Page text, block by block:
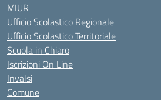
MIUR
Ufficio Scolastico Regionale
Ufficio Scolastico Territoriale
Scuola in Chiaro
Iscrizioni On Line
Invalsi
Comune